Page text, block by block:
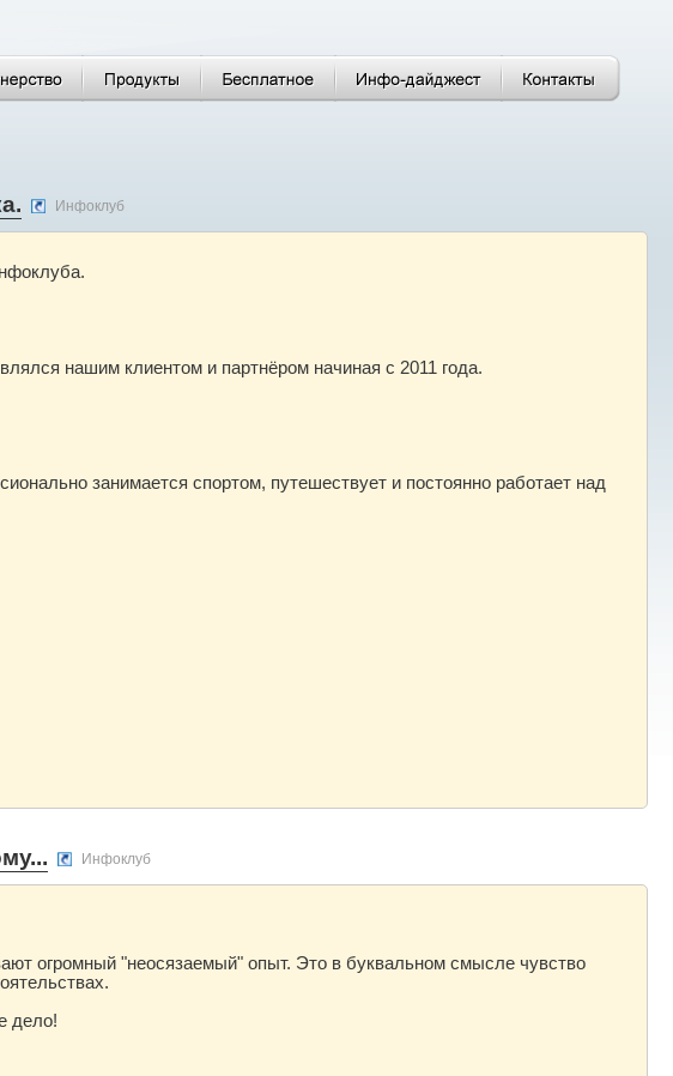
Инфоклуб
нашим клиентом и партнёром начиная с 2011 года.
занимается спортом, путешествует и постоянно работает над
Инфоклуб
огромный "неосязаемый" опыт. Это в буквальном смысле чувство
дело!